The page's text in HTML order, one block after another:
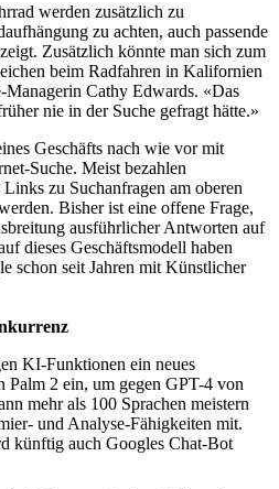
werden zusätzlich zu
zu achten, auch passende
Zusätzlich könnte man sich zum
beim Radfahren in Kalifornien
Managerin Cathy Edwards. «Das
nie in der Suche gefragt hätte.»
Geschäfts nach wie vor mit
Suche. Meist bezahlen
zu Suchanfragen am oberen
Bisher ist eine offene Frage,
ausführlicher Antworten auf
dieses Geschäftsmodell haben
schon seit Jahren mit Künstlicher
KI-Funktionen ein neues
Palm 2 ein, um gegen GPT-4 von
mehr als 100 Sprachen meistern
und Analyse-Fähigkeiten mit.
künftig auch Googles Chat-Bot